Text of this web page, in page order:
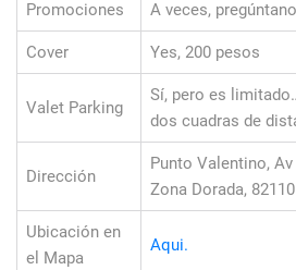
Promociones A veces,
Cover Yes, 200 pesos
Valet Parking
Sí, pero es
dos cuadras de
Dirección
Punto Valentino,
Zona Dorada,
Ubicación en
el Mapa
Aqui.